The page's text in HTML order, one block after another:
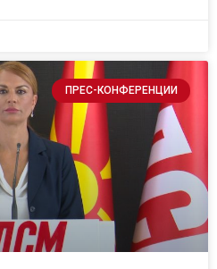
ПРЕС-КОНФЕРЕНЦИИ